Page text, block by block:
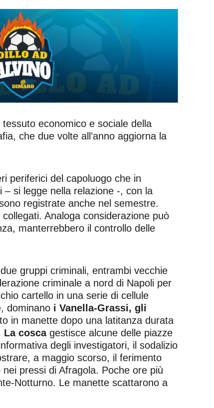
economico e sociale della
che due volte all’anno aggiorna la
periferici del capoluogo che in
– si legge nella relazione -, con la
registrate anche nel semestre.
Analoga considerazione può
manterrebbero il controllo delle
gruppi criminali, entrambi vecchie
criminale a nord di Napoli per
cartello in una serie di cellule
dominano i Vanella-Grassi, gli
in manette dopo una latitanza durata
La coscagestisce alcune delle piazze
degli investigatori, il sodalizio
a maggio scorso, il ferimento
pressi di Afragola. Poche ore più
Notturno. Le manette scattarono a